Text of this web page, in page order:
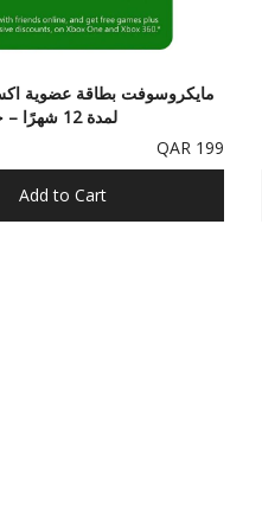
مايكروسوفت بطاقة عضوية
لمدة 12 شهرًا – حساب امريكي
199 QAR
Add to Cart